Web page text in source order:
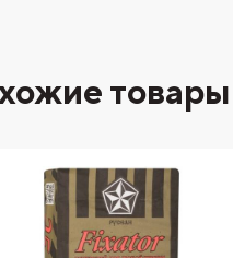
товары